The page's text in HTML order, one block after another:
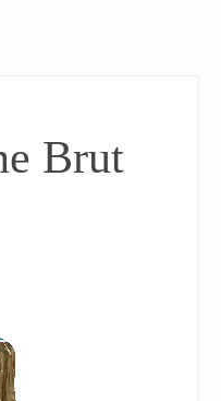
Brut